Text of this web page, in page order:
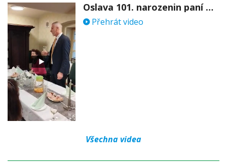
Oslava 101. narozenin paní Věry Skořepové
Přehrát video
Všechna videa